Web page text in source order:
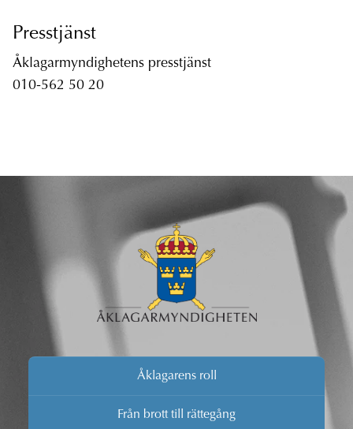
Presstjänst
Åklagarmyndighetens presstjänst
010-562 50 20
Åklagarens roll
Från brott till rättegång